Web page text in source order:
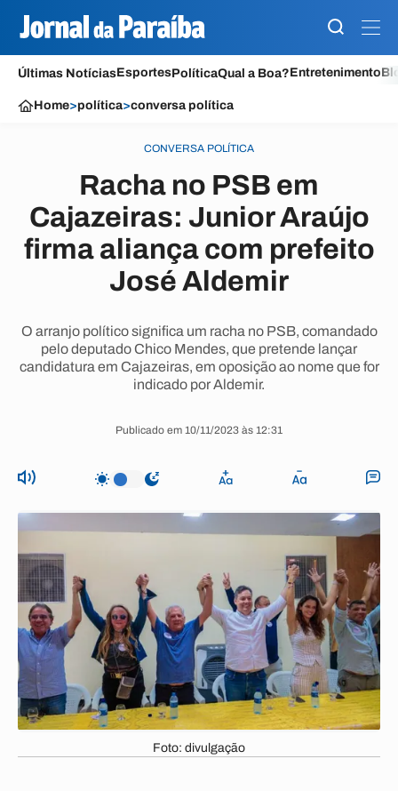
Últimas NotíciasEsportesPolíticaQual a Boa?Entretenimento
Home>política>conversa política
CONVERSA POLÍTICA
Racha no PSB em
Cajazeiras: Junior Araújo
firma aliança com prefeito
José Aldemir
O arranjo político significa um racha no PSB, comandado
pelo deputado Chico Mendes, que pretende lançar
candidatura em Cajazeiras, em oposição ao nome que for
indicado por Aldemir.
Publicado em 10/11/2023 às 12:31
Foto: divulgação